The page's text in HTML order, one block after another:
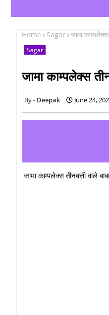
Home Sagar जामा
Sagar
जामा काम्पलेक्स
Deepak June 24,
जामा काम्पलेक्स तीनबत्ती